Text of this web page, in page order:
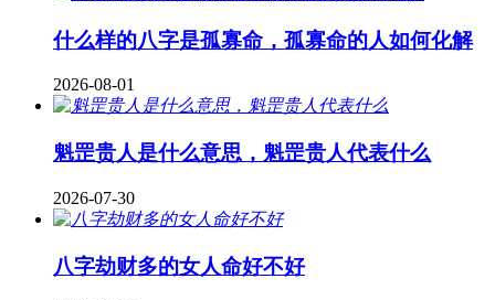
什么样的八字是孤寡命，孤寡命的人如何化解
2026-08-01
魁罡贵人是什么意思，魁罡贵人代表什么
2026-07-30
八字劫财多的女人命好不好